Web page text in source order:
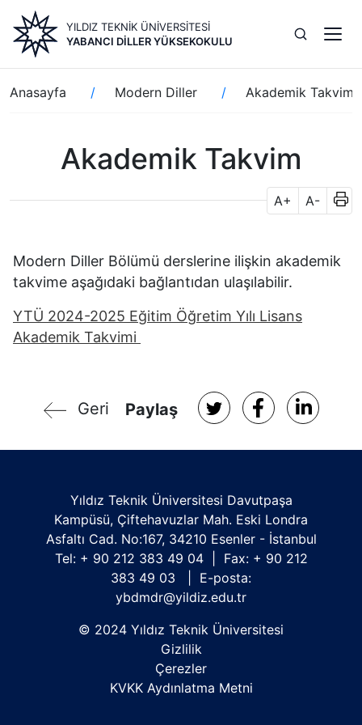
içeriğe
atla
YILDIZ TEKNİK ÜNİVERSİTESİ
YABANCI DILLER YÜKSEKOKULU
Sayfa
yolu
Anasayfa Modern Diller Akademik Takvim
Akademik Takvim
A+ A-
Modern Diller Bölümü derslerine ilişkin akademik
takvime aşağıdaki bağlantıdan ulaşılabilir.
YTÜ 2024-2025 Eğitim Öğretim Yılı Lisans
Akademik Takvimi
Geri Paylaş
Yıldız Teknik Üniversitesi Davutpaşa
Kampüsü, Çiftehavuzlar Mah. Eski Londra
Asfaltı Cad. No:167, 34210 Esenler - İstanbul
Tel: + 90 212 383 49 04 | Fax: + 90 212
383 49 03 | E-posta:
ybdmdr@yildiz.edu.tr
© 2024 Yıldız Teknik Üniversitesi
Gizlilik
Çerezler
KVKK Aydınlatma Metni